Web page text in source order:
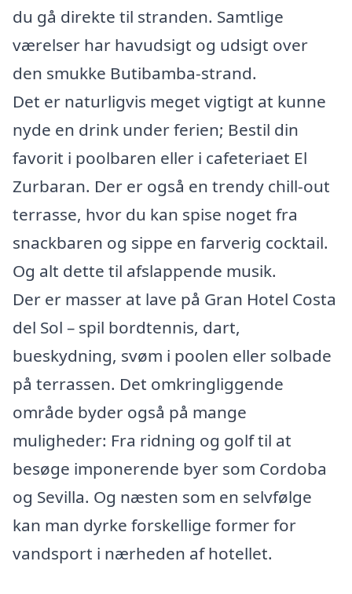
du gå direkte til stranden. Samtlige
værelser har havudsigt og udsigt over
den smukke Butibamba-strand.
Det er naturligvis meget vigtigt at kunne
nyde en drink under ferien; Bestil din
favorit i poolbaren eller i cafeteriaet El
Zurbaran. Der er også en trendy chill-out
terrasse, hvor du kan spise noget fra
snackbaren og sippe en farverig cocktail.
Og alt dette til afslappende musik.
Der er masser at lave på Gran Hotel Costa
del Sol – spil bordtennis, dart,
bueskydning, svøm i poolen eller solbade
på terrassen. Det omkringliggende
område byder også på mange
muligheder: Fra ridning og golf til at
besøge imponerende byer som Cordoba
og Sevilla. Og næsten som en selvfølge
kan man dyrke forskellige former for
vandsport i nærheden af hotellet.